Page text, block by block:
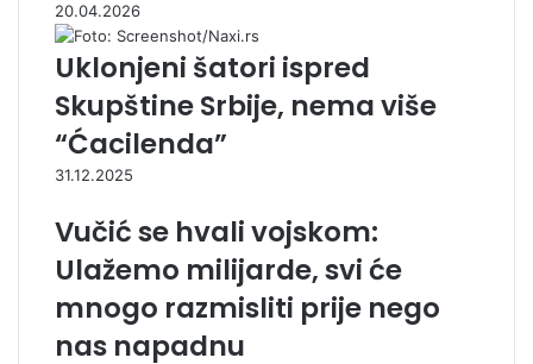
20.04.2026
Uklonjeni šatori ispred
Skupštine Srbije, nema više
“Ćacilenda”
31.12.2025
Vučić se hvali vojskom:
Ulažemo milijarde, svi će
mnogo razmisliti prije nego
nas napadnu